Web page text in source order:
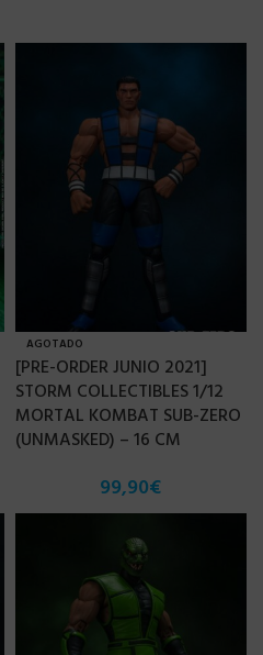
AGOTADO
[PRE-ORDER JUNIO 2021]
STORM COLLECTIBLES 1/12
MORTAL KOMBAT SUB-ZERO
(UNMASKED) – 16 CM
99,90€